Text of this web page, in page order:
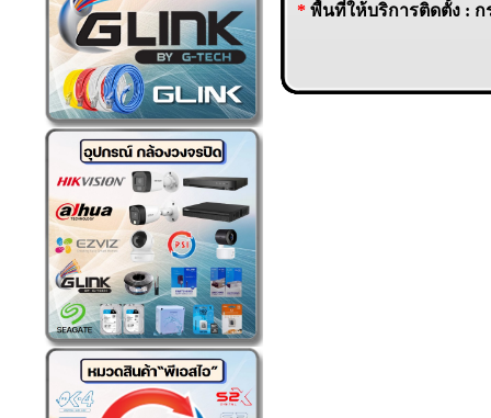
* พื้นที่ให้บริการติดตั้ง :